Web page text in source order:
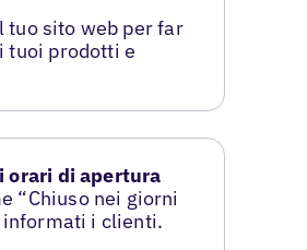
sito web per far
tuoi prodotti e
orari di apertura
“Chiuso nei giorni
i clienti.